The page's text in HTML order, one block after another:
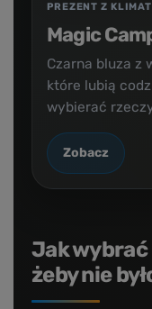
PREZENT Z
Magic
Czarna bluza z
które lubią
wybierać
Zobacz
Jak wybrać
żeby nie